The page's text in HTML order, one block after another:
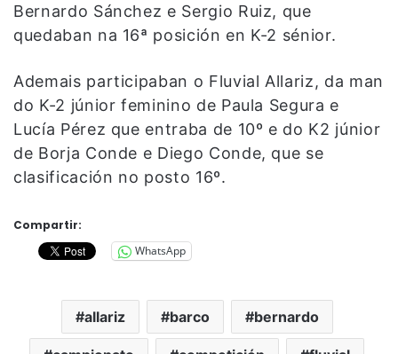
Bernardo Sánchez e Sergio Ruiz, que
quedaban na 16ª posición en K-2 sénior.
Ademais participaban o Fluvial Allariz, da man
do K-2 júnior feminino de Paula Segura e
Lucía Pérez que entraba de 10º e do K2 júnior
de Borja Conde e Diego Conde, que se
clasificación no posto 16º.
Compartir:
WhatsApp
allariz barco bernardo